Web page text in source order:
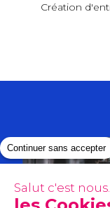
les Cookies
Création